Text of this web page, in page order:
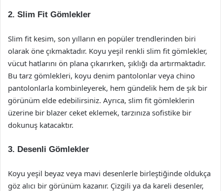
2. Slim Fit Gömlekler
Slim fit kesim, son yılların en popüler trendlerinden biri
olarak öne çıkmaktadır. Koyu yeşil renkli slim fit gömlekler,
vücut hatlarını ön plana çıkarırken, şıklığı da artırmaktadır.
Bu tarz gömlekleri, koyu denim pantolonlar veya chino
pantolonlarla kombinleyerek, hem gündelik hem de şık bir
görünüm elde edebilirsiniz. Ayrıca, slim fit gömleklerin
üzerine bir blazer ceket eklemek, tarzınıza sofistike bir
dokunuş katacaktır.
3. Desenli Gömlekler
Koyu yeşil beyaz veya mavi desenlerle birleştiğinde oldukça
göz alıcı bir görünüm kazanır. Çizgili ya da kareli desenler,